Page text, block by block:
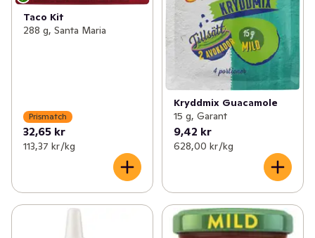
Taco Kit
288 g, Santa Maria
Prismatch
32,65 kr
113,37 kr /kg
Kryddmix Guacamole
15 g, Garant
9,42 kr
628,00 kr /kg